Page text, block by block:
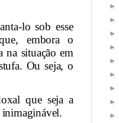
lo sob esse
embora o
na situação em
Ou seja, o
que seja a
►
►
►
►
►
►
►
►
►